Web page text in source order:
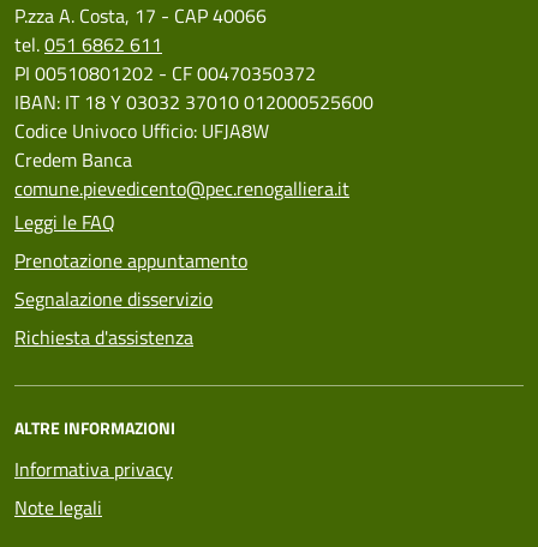
P.zza A. Costa, 17 - CAP 40066
tel.051 6862 611
PI 00510801202 - CF 00470350372
IBAN: IT 18 Y 03032 37010 012000525600
Codice Univoco Ufficio: UFJA8W
Credem Banca
comune.pievedicento@pec.renogalliera.it
Leggi le FAQ
Prenotazione appuntamento
Segnalazione disservizio
Richiesta d'assistenza
ALTRE INFORMAZIONI
Informativa privacy
Note legali